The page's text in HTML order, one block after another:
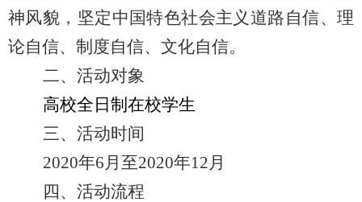
神风貌，坚定中国特色社会主义道路自信、理
论自信、制度自信、文化自信。
二、活动对象
高校全日制在校学生
三、活动时间
2020年6月至2020年12月
四、活动流程